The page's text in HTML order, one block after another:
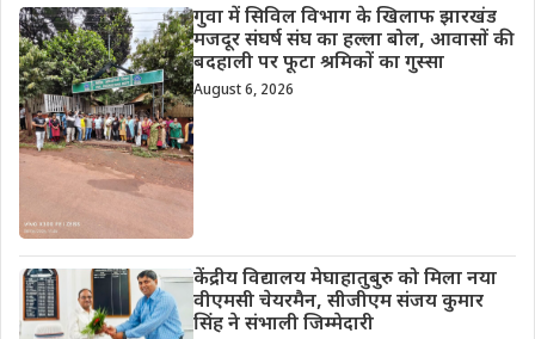
गुवा में सिविल विभाग के खिलाफ झारखंड
मजदूर संघर्ष संघ का हल्ला बोल, आवासों की
बदहाली पर फूटा श्रमिकों का गुस्सा
August 6, 2026
केंद्रीय विद्यालय मेघाहातुबुरु को मिला नया
वीएमसी चेयरमैन, सीजीएम संजय कुमार
सिंह ने संभाली जिम्मेदारी